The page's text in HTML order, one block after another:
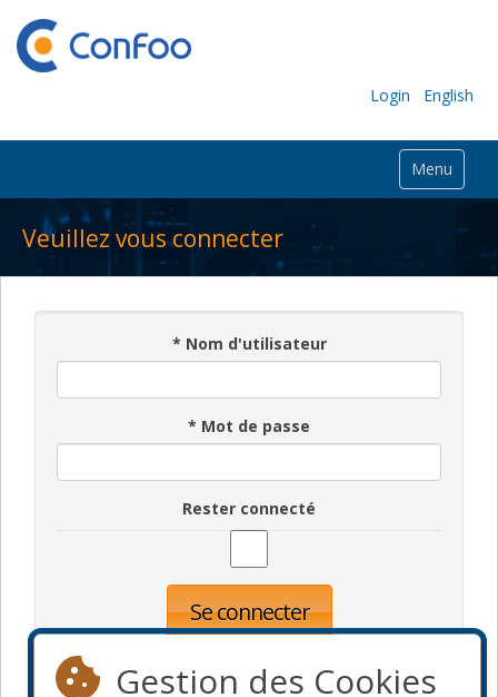
Login English
Menu
Veuillez vous connecter
* Nom d'utilisateur
* Mot de passe
Rester connecté
Se connecter
Gestion des Cookies